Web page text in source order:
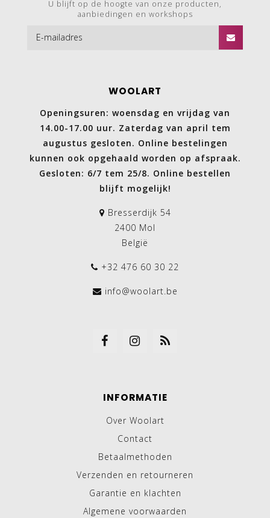
U blijft op de hoogte van onze producten,
aanbiedingen en workshops
WOOLART
Openingsuren: woensdag en vrijdag van
14.00-17.00 uur. Zaterdag van april tem
augustus gesloten. Online bestelingen
kunnen ook opgehaald worden op afspraak.
Gesloten: 6/7 tem 25/8. Online bestellen
blijft mogelijk!
Bresserdijk 54
2400 Mol
België
+32 476 60 30 22
info@woolart.be
INFORMATIE
Over Woolart
Contact
Betaalmethoden
Verzenden en retourneren
Garantie en klachten
Algemene voorwaarden